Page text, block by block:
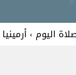
اليوم › أرمينيا